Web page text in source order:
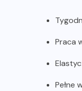
Praca
Pełne